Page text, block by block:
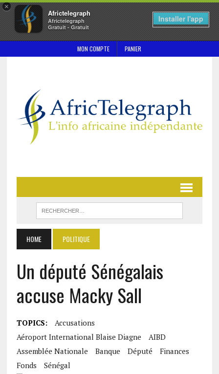
×
Africtelegraph
Africtelegraph
Gratuit - Gratuit
Installer l'app
MON COMPTE PANIER
HOME POLITIQUE
Un député Sénégalais
accuse Macky Sall
TOPICS:
Accusations
Aéroport International Blaise Diagne
AIBD
Assemblée Nationale
Banque Député
Finances
Fonds
Sénégal